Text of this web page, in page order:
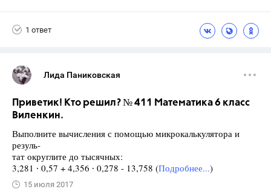
1 ответ
Лида Паниковская
Приветик! Кто решил? № 411 Математика 6 класс
Виленкин.
Выполните вычисления с помощью микрокалькулятора и
резуль-
тат округлите до тысячных:
3,281 ∙ 0,57 + 4,356 ∙ 0,278 - 13,758 (Подробнее...)
15 июля 2017